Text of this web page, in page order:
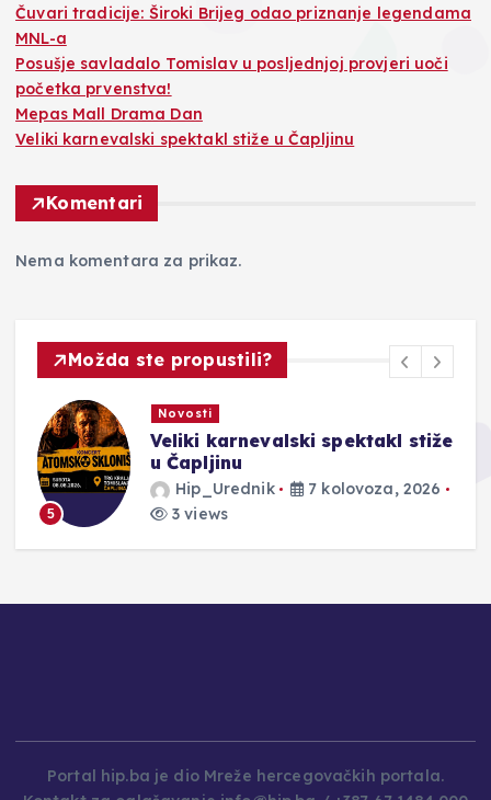
Čuvari tradicije: Široki Brijeg odao priznanje legendama
MNL-a
Posušje savladalo Tomislav u posljednjoj provjeri uoči
početka prvenstva!
Mepas Mall Drama Dan
Veliki karnevalski spektakl stiže u Čapljinu
Komentari
Nema komentara za prikaz.
Možda ste propustili?
5
Novosti
Veliki karnevalski spektakl stiže
u Čapljinu
Hip_Urednik
7 kolovoza, 2026
3 views
Portal hip.ba je dio Mreže hercegovačkih portala.